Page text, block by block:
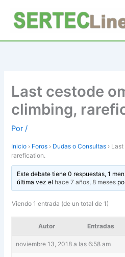
contenido
Last cestode
climbing,
Por/
Inicio › Foros › Dudas o Consultas › Last
rarefication.
Este debate tiene 0 respuestas, 1
última vez el hace 7 años, 8 meses
Viendo 1 entrada (de un total de 1)
Autor Entradas
noviembre 13, 2018 a las 6:58 am